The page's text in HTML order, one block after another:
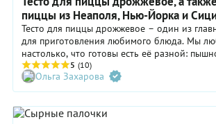
пиццы из Неаполя, Нью-Йорка и
Тесто для пиццы дрожжевое – один из
для приготовления любимого блюда. Мы
настолько, что готовы есть её разной:
круглой и прямоугольной и знаем, что
для её теста. Мы поговорили с фанатом
Марчелло Стоцци, потомственным поваром
тонкости приготовления дрожжевого теста,
только итальянцам.
5 (10)
Ольга Захарова